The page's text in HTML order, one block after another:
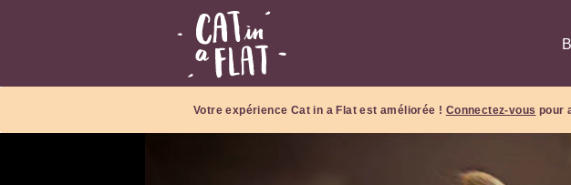
Votre expérience Cat in a Flat est améliorée ! Connectez-vous pour